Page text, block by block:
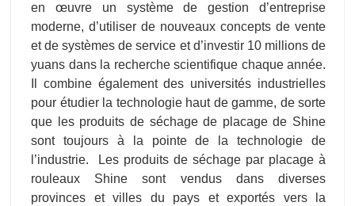
en œuvre un système de gestion d’entreprise
moderne, d’utiliser de nouveaux concepts de vente
et de systèmes de service et d’investir 10 millions de
yuans dans la recherche scientifique chaque année.
Il combine également des universités industrielles
pour étudier la technologie haut de gamme, de sorte
que les produits de séchage de placage de Shine
sont toujours à la pointe de la technologie de
l’industrie. Les produits de séchage par placage à
rouleaux Shine sont vendus dans diverses
provinces et villes du pays et exportés vers la